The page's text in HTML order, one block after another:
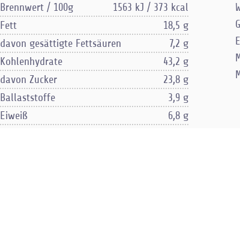
Brennwert / 100g
1563 kJ / 373 kcal
Fett
18,5 g
davon gesättigte Fettsäuren
7,2 g
Kohlenhydrate
43,2 g
davon Zucker
23,8 g
Ballaststoffe
3,9 g
Eiweiß
6,8 g